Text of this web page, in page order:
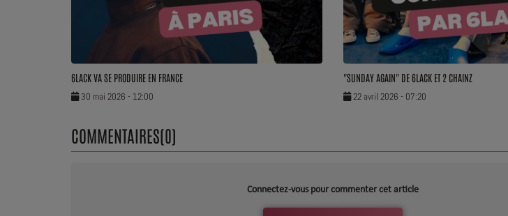
6LACK VA SE PRODUIRE EN FRANCE
30 mai 2026 - 12:00
"SUNDAY AGAIN" DE 6LACK ET 2 CHAINZ
22 avril 2026 - 07:20
COMMENTAIRES(0)
Connectez-vous pour commenter cet article